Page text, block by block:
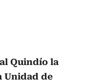
Quindío la
Unidad de